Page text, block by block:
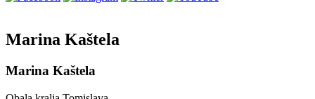
Marina Kaštela
Marina Kaštela